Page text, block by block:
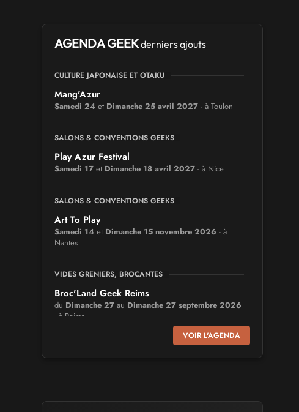
AGENDA GEEKderniers ajouts
CULTURE JAPONAISE ET OTAKU
Mang'Azur
Samedi 24 et Dimanche 25 avril 2027 - à Toulon
SALONS & CONVENTIONS GEEKS
Play Azur Festival
Samedi 17 et Dimanche 18 avril 2027 - à Nice
SALONS & CONVENTIONS GEEKS
Art To Play
Samedi 14 et Dimanche 15 novembre 2026 - à
Nantes
VIDES GRENIERS, BROCANTES
Broc'Land Geek Reims
du Dimanche 27 au Dimanche 27 septembre 2026
- à Reims
VOIR L'AGENDA